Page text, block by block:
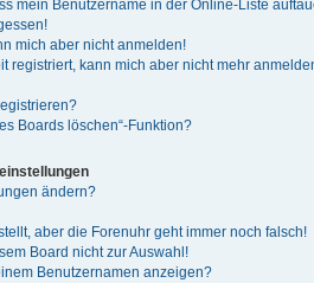
mein Benutzername in der Online-Liste
mich aber nicht anmelden!
registriert, kann mich aber nicht mehr
Boards löschen“-Funktion?
ändern?
aber die Forenuhr geht immer noch falsch!
Board nicht zur Auswahl!
Benutzernamen anzeigen?